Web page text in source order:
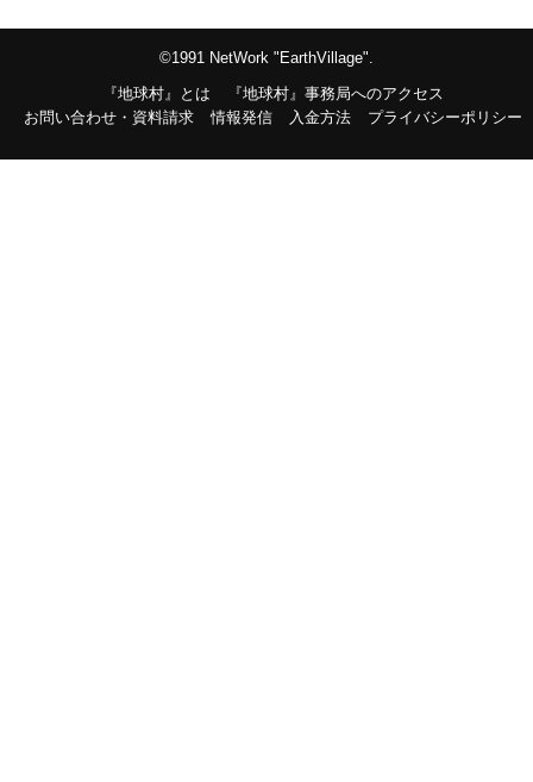
©1991 NetWork "EarthVillage".
『地球村』とは
『地球村』事務局へのアクセス
お問い合わせ・資料請求
情報発信 入金方法 プライバシーポリシー